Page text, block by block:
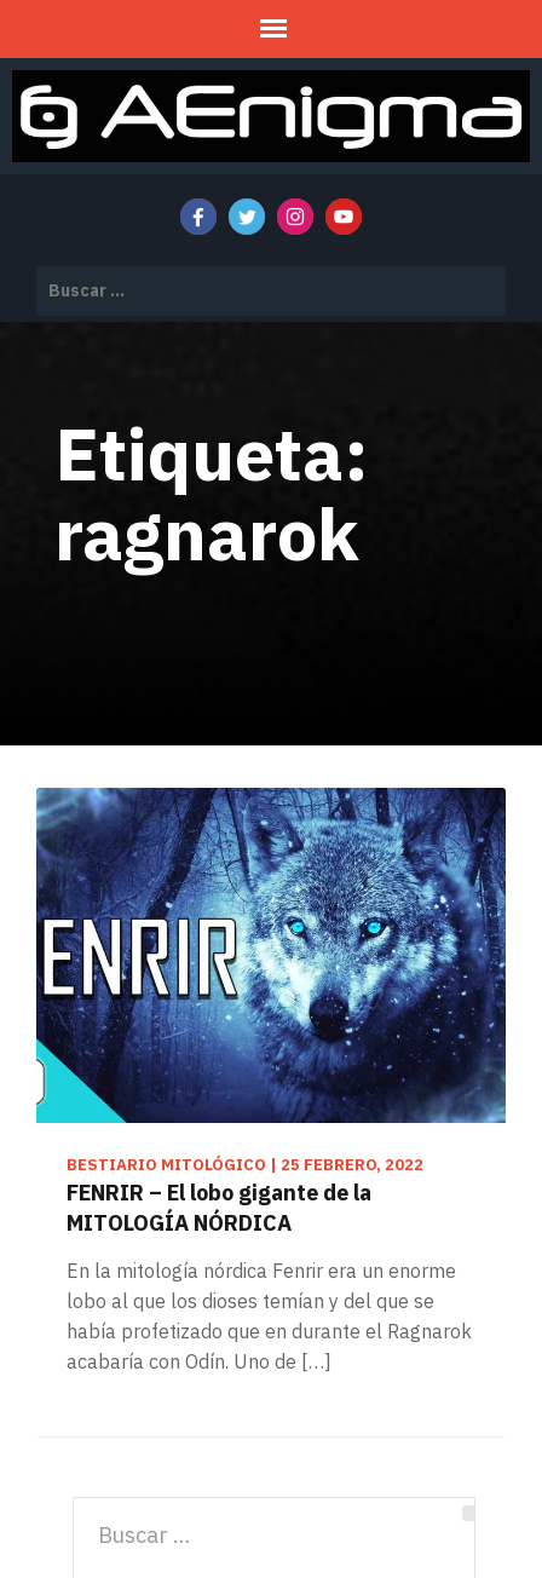
Etiqueta:
ragnarok
BESTIARIO MITOLÓGICO | 25 FEBRERO, 2022
FENRIR – El lobo gigante de la
MITOLOGÍA NÓRDICA
En la mitología nórdica Fenrir era un enorme
lobo al que los dioses temían y del que se
había profetizado que en durante el Ragnarok
acabaría con Odín. Uno de […]